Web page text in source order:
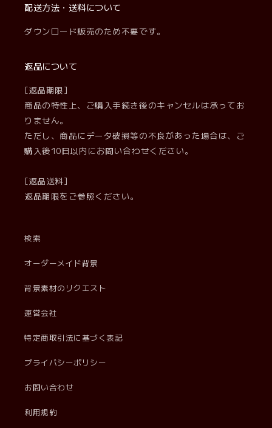
配送方法・送料について
ダウンロード販売のため不要です。
返品について
[返品期限]
商品の特性上、ご購入手続き後のキャンセルは承ってお
りません。
ただし、商品にデータ破損等の不良があった場合は、ご
購入後10日以内にお問い合わせください。
[返品送料]
返品期限をご参照ください。
検索
オーダーメイド背景
背景素材のリクエスト
運営会社
特定商取引法に基づく表記
プライバシーポリシー
お問い合わせ
利用規約